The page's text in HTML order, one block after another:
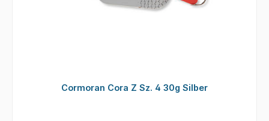
Cormoran Cora Z Sz. 4 30g Silber